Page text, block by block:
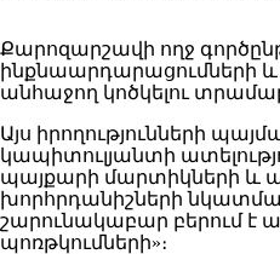
Քարոզարշավի ողջ
ինքնաարդարացումների
անհաջող կոծկելու
Այս իրողությունների
կապիտուլյանտի
պայքարի մարտիկների և
խորհրդանիշների
շարունակաբար բերում է
պոռթկումների»։